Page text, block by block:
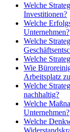
Welche
Investitionen?
Welche
Unternehmen?
Welche
Welche
Wie
Arbeitsplatz
Welche
nachhaltig?
Welche
Unternehmen?
Welche